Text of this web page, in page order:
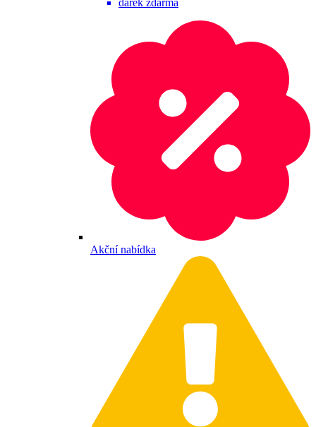
Akční nabídka